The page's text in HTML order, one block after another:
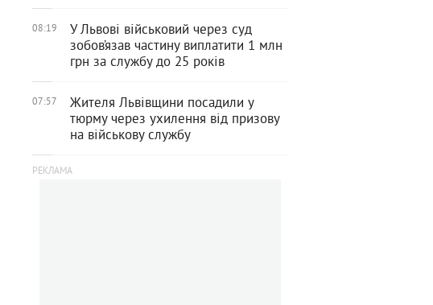
08:19
У Львові військовий через суд
зобов’язав частину виплатити 1 млн
грн за службу до 25 років
07:57
Жителя Львівщини посадили у
тюрму через ухилення від призову
на військову службу